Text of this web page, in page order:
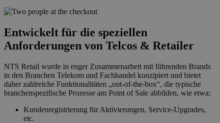
Entwickelt für die speziellen
Anforderungen von Telcos & Retailer
NTS Retail wurde in enger Zusammenarbeit mit führenden Brands
in den Branchen Telekom und Fachhandel konzipiert und bietet
daher zahlreiche Funktionalitäten „out-of-the-box“, die typische
branchenspezifische Prozesse am Point of Sale abbilden, wie etwa:
Kundenregistrierung für Aktivierungen, Service-Upgrades,
etc.